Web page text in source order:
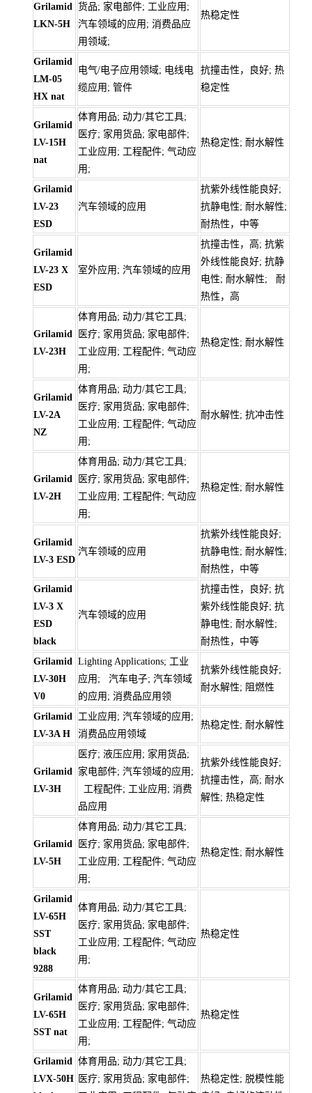
Grilamid
LKN-5H
货品; 家电部件; 工业应用;
汽车领域的应用; 消费品应
用领域;
热稳定性
Grilamid
LM-05
HX nat
电气/电子应用领域; 电线电
缆应用; 管件
抗撞击性，良好; 热
稳定性
Grilamid
LV-15H
nat
体育用品; 动力/其它工具;
医疗; 家用货品; 家电部件;
工业应用; 工程配件; 气动应
用;
热稳定性; 耐水解性
Grilamid
LV-23
ESD
汽车领域的应用
抗紫外线性能良好;
抗静电性; 耐水解性;
耐热性，中等
Grilamid
LV-23 X
ESD
室外应用; 汽车领域的应用
抗撞击性，高; 抗紫
外线性能良好; 抗静
电性; 耐水解性; 耐
热性，高
Grilamid
LV-23H
体育用品; 动力/其它工具;
医疗; 家用货品; 家电部件;
工业应用; 工程配件; 气动应
用;
热稳定性; 耐水解性
Grilamid
LV-2A
NZ
体育用品; 动力/其它工具;
医疗; 家用货品; 家电部件;
工业应用; 工程配件; 气动应
用;
耐水解性; 抗冲击性
Grilamid
LV-2H
体育用品; 动力/其它工具;
医疗; 家用货品; 家电部件;
工业应用; 工程配件; 气动应
用;
热稳定性; 耐水解性
Grilamid
LV-3 ESD
汽车领域的应用
抗紫外线性能良好;
抗静电性; 耐水解性;
耐热性，中等
Grilamid
LV-3 X
ESD
black
汽车领域的应用
抗撞击性，良好; 抗
紫外线性能良好; 抗
静电性; 耐水解性;
耐热性，中等
Grilamid
LV-30H
V0
Lighting Applications; 工业
应用; 汽车电子; 汽车领域
的应用; 消费品应用领
抗紫外线性能良好;
耐水解性; 阻燃性
Grilamid
LV-3A H
工业应用; 汽车领域的应用;
消费品应用领域
热稳定性; 耐水解性
Grilamid
LV-3H
医疗; 液压应用; 家用货品;
家电部件; 汽车领域的应用;
工程配件; 工业应用; 消费
品应用
抗紫外线性能良好;
抗撞击性，高; 耐水
解性; 热稳定性
Grilamid
LV-5H
体育用品; 动力/其它工具;
医疗; 家用货品; 家电部件;
工业应用; 工程配件; 气动应
用;
热稳定性; 耐水解性
Grilamid
LV-65H
SST
black
9288
体育用品; 动力/其它工具;
医疗; 家用货品; 家电部件;
工业应用; 工程配件; 气动应
用;
热稳定性
Grilamid
LV-65H
SST nat
体育用品; 动力/其它工具;
医疗; 家用货品; 家电部件;
工业应用; 工程配件; 气动应
用;
热稳定性
Grilamid
LVX-50H
体育用品; 动力/其它工具;
医疗; 家用货品; 家电部件;
热稳定性; 脱模性能